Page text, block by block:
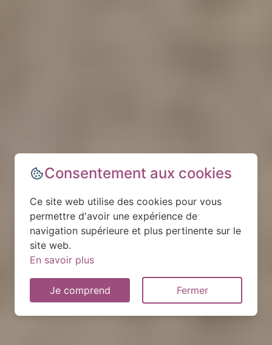
Consentement aux cookies
Ce site web utilise des cookies pour vous
permettre d'avoir une expérience de
navigation supérieure et plus pertinente sur le
site web.
En savoir plus
Je comprend Fermer